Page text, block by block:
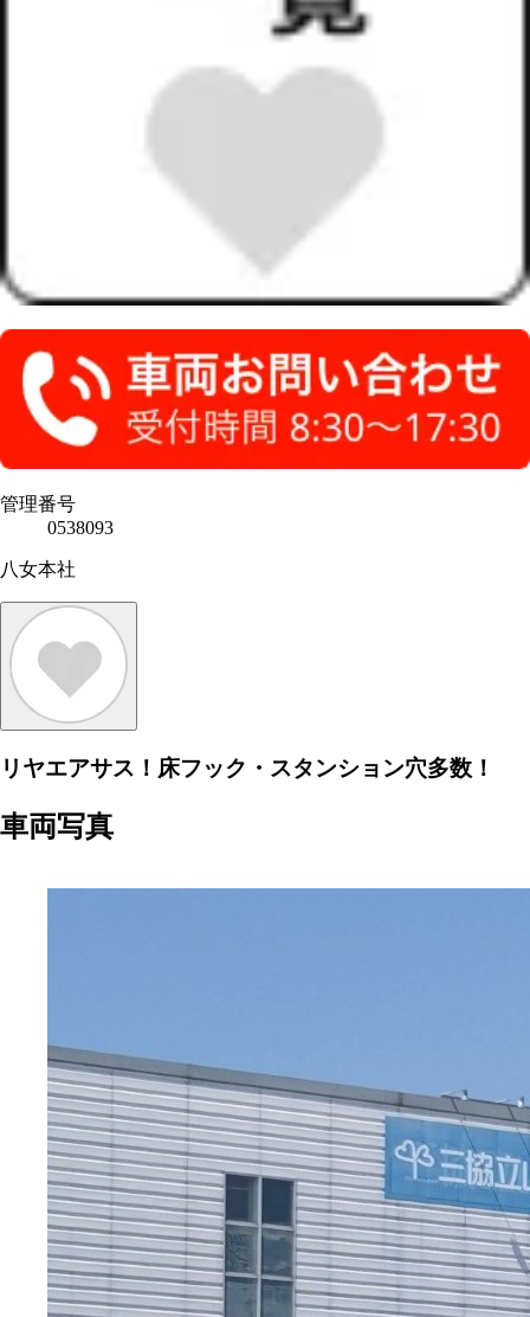
管理番号
0538093
八女本社
リヤエアサス！床フック・スタンション穴多数！
車両写真